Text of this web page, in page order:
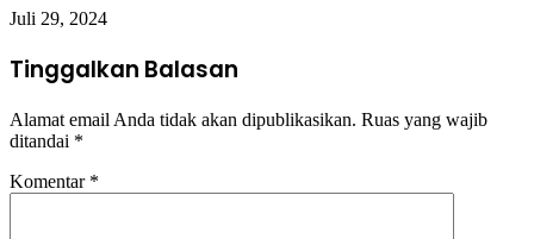
Juli 29, 2024
Tinggalkan Balasan
Alamat email Anda tidak akan dipublikasikan. Ruas yang wajib
ditandai *
Komentar *